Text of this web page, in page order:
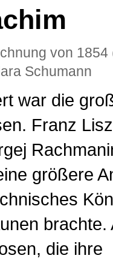
von 1854
Schumann
war die
Franz
größere
brachte.
die ihre